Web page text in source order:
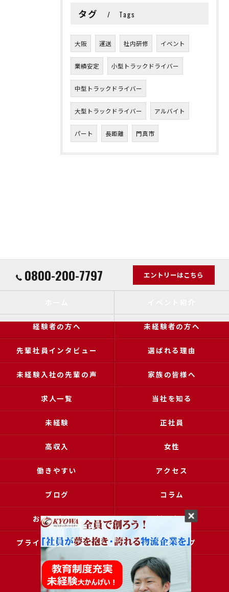
タグ Tags
大阪 運送 社内研修 イベント
業績安定 小型トラックドライバー
中型トラックドライバー
大型トラックドライバー アルバイト
パート 長距離 門真市
0800-200-7797 エントリーはこちら
経験者の方へ 未経験者の方へ
先輩社員インタビュー 選ばれる理由
未経験入社の先輩の声 家族の皆様へ
求人一覧 当社を知る
未経験 正社員
高収入 女性
働きやすい アクセス
ブログ コラム
お問い合わせ 採用申込
プライバシーポリシー サイトマップ